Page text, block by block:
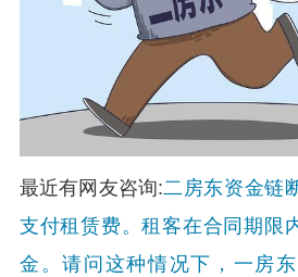
最近有网友咨询:二房东资金链
支付租赁费。租客在合同期限
金。请问这种情况下，一房